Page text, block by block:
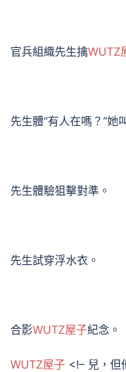
官兵組織先生擒WUTZ
先生體“有人在嗎？”她
先生體驗狙擊對準。
先生試穿浮水衣。
合影WUTZ屋子紀念。
WUTZ屋子 <!– 兒，但